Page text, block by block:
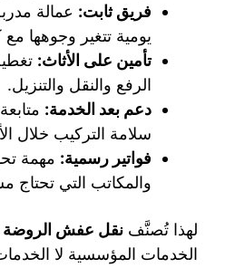
فريق ثابت: عمالة
يومية تتغير وجوهها
تأمين على الأثاث:
الرفع والنقل والتنزيل.
دعم بعد الخدمة:
سلامة التركيب خلال
فواتير رسمية: مهمة
والمكاتب التي تحتاج
لهذا تُصنَّف نقل عفش الروضة
الخدمات المؤسسية لا